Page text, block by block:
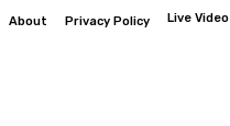
About Privacy Policy Live Video